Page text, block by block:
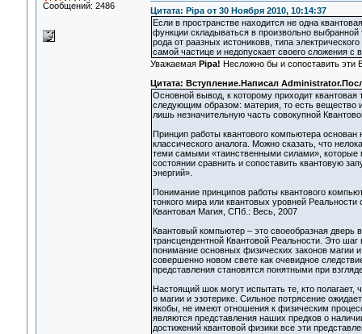
Сообщений: 2486
Цитата: Pipa от 30 Ноября 2010, 10:14:37
Если в пространстве находится не одна
функции складываться в произвольно
рода от раазных истониковв, типа
самой частице и недопускает своего сложения
Уважаемая Pipa! Несложно бы и сопоставить эти
Цитата: Вступление.Написал
Основной вывод, к которому приходит
следующим образом: материя, то есть вещество
лишь незначительную часть совокупной
Принцип работы квантового компьютера
классического аналога. Можно сказать, что
теми самыми «таинственными силами», которые
состоянии сравнить и сопоставить квантовую
энергий».
Понимание принципов работы квантового
тонкого мира или квантовых уровней
Квантовая Магия, СПб.: Весь, 2007
Квантовый компьютер – это своеобразная дверь
трансцендентной Квантовой Реальности. Это
понимание основных физических законов магии
совершенно новом свете как очевидное
представления становятся понятными при
Настоящий шок могут испытать те, кто
о магии и эзотерике. Сильное потрясение
якобы, не имеют отношения к физическим
являются представления наших предков о
достижений квантовой физики все эти